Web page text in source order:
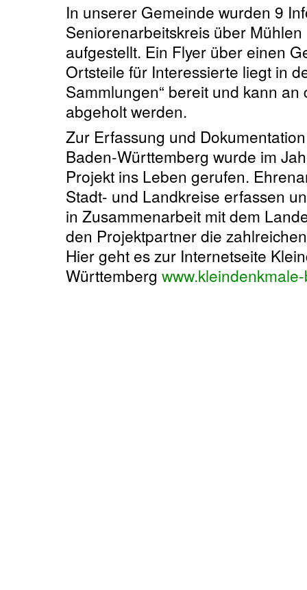
In unserer Gemeinde wurden 9
Seniorenarbeitskreis über
aufgestellt. Ein Flyer über einen
Ortsteile für Interessierte liegt in
Sammlungen“ bereit und kann
abgeholt werden.
Zur Erfassung und
Baden-Württemberg wurde im
Projekt ins Leben gerufen.
Stadt- und Landkreise erfassen
in Zusammenarbeit mit dem
den Projektpartner die
Hier geht es zur Internetseite
Württemberg